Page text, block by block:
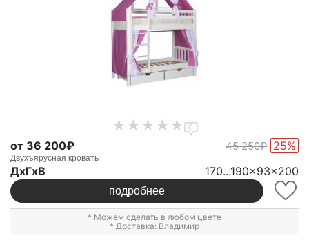
0
от 36 200₽ 45 250₽ 25%
Двухъярусная кровать
ДxГxВ 170...190x93x200
подробнее
* Можем сделать в любом цвете
* Доставка: Владимир